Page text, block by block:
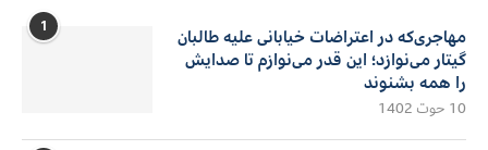
1
مهاجری‌که در اعتراضات خیابانی علیه طالبان
گیتار می‌نوازد؛ این قدر می‌نوازم تا صدایش
را همه بشنوند
10 حوت 1402